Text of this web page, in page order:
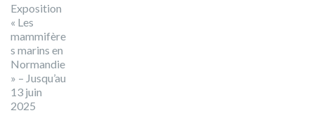
Exposition
« Les
mammifère
s marins en
Normandie
» – Jusqu’au
13 juin
2025